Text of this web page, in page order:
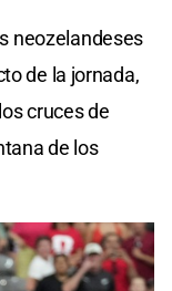
neozelandeses
de la jornada,
cruces de
de los